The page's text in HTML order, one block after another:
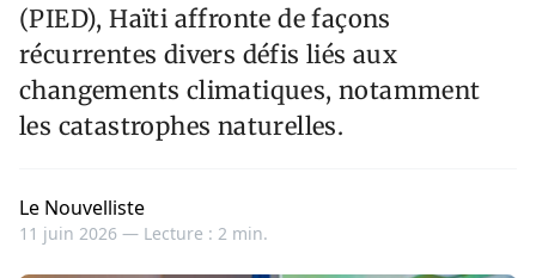
(PIED), Haïti affronte de façons
récurrentes divers défis liés aux
changements climatiques, notamment
les catastrophes naturelles.
Le Nouvelliste
11 juin 2026 — Lecture : 2 min.